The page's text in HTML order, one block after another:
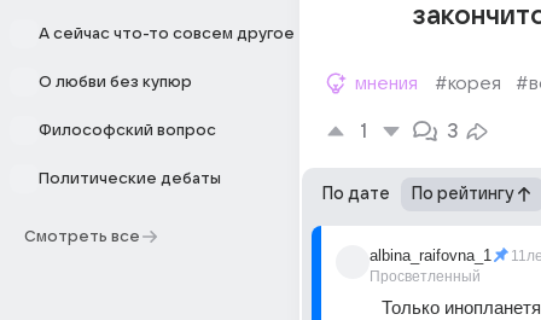
А сейчас что-то совсем другое
О любви без купюр
Философский вопрос
Политические дебаты
Смотреть все
мнения #корея
1 3
По дате По рейтингу
albina_raifovna_1
Просветленный
Только